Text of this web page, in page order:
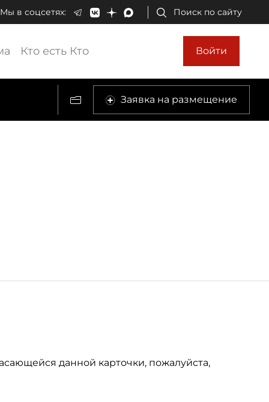
Мы в соцсетях: Поиск по сайту
Кто есть Кто Войти
Заявка на размещение
данной карточки, пожалуйста,